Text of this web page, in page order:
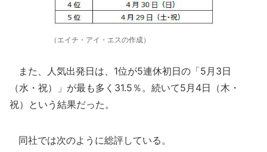
（エイチ・アイ・エスの作成）
また、人気出発日は、1位が5連休初日の「5月3日
（水・祝）」が最も多く31.5％。続いて5月4日（木・
祝）という結果だった。
同社では次のように総評している。